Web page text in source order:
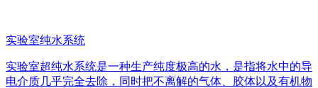
实验室纯水系统
实验室超纯水系统是一种生产纯度极高的水，是指将水中的导
电介质几乎完全去除，同时把不离解的气体、胶体以及有机物